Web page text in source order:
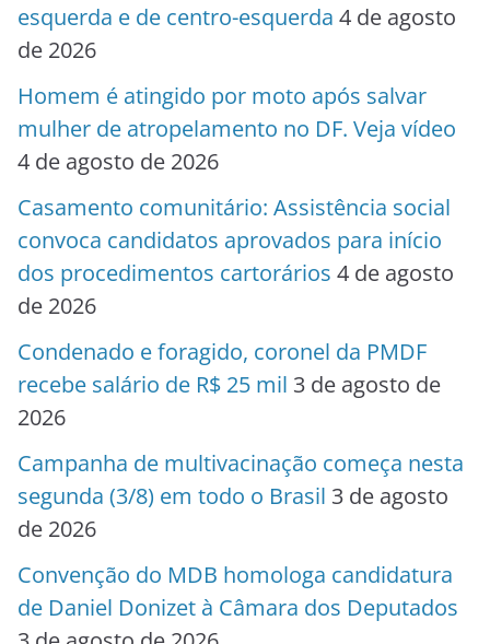
esquerda e de centro-esquerda 4 de agosto
de 2026
Homem é atingido por moto após salvar
mulher de atropelamento no DF. Veja vídeo
4 de agosto de 2026
Casamento comunitário: Assistência social
convoca candidatos aprovados para início
dos procedimentos cartorários 4 de agosto
de 2026
Condenado e foragido, coronel da PMDF
recebe salário de R$ 25 mil 3 de agosto de
2026
Campanha de multivacinação começa nesta
segunda (3/8) em todo o Brasil 3 de agosto
de 2026
Convenção do MDB homologa candidatura
de Daniel Donizet à Câmara dos Deputados